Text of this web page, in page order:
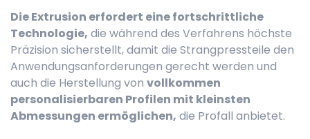
Die Extrusion erfordert eine fortschrittliche
Technologie, die während des Verfahrens höchste
Präzision sicherstellt, damit die Strangpressteile den
Anwendungsanforderungen gerecht werden und
auch die Herstellung von vollkommen
personalisierbaren Profilen mit kleinsten
Abmessungen ermöglichen, die Profall anbietet.